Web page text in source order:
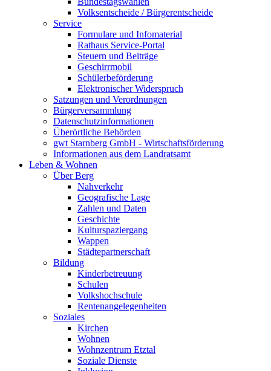
Volksentscheide / Bürgerentscheide
Service
Formulare und Infomaterial
Rathaus Service-Portal
Steuern und Beiträge
Geschirrmobil
Schülerbeförderung
Elektronischer Widerspruch
Satzungen und Verordnungen
Bürgerversammlung
Datenschutzinformationen
Überörtliche Behörden
gwt Starnberg GmbH - Wirtschaftsförderung
Informationen aus dem Landratsamt
Leben & Wohnen
Über Berg
Nahverkehr
Geografische Lage
Zahlen und Daten
Geschichte
Kulturspaziergang
Wappen
Städtepartnerschaft
Bildung
Kinderbetreuung
Schulen
Volkshochschule
Rentenangelegenheiten
Soziales
Kirchen
Wohnen
Wohnzentrum Etztal
Soziale Dienste